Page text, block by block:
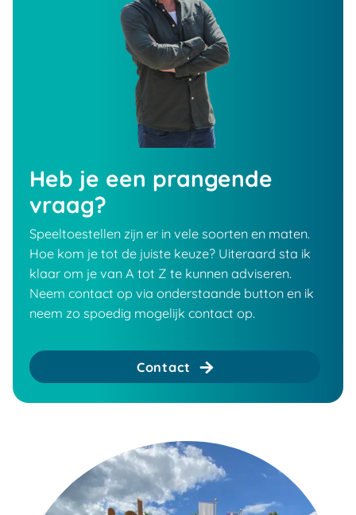
Heb je een prangende
vraag?
Speeltoestellen zijn er in vele soorten en maten.
Hoe kom je tot de juiste keuze? Uiteraard sta ik
klaar om je van A tot Z te kunnen adviseren.
Neem contact op via onderstaande button en ik
neem zo spoedig mogelijk contact op.
Contact